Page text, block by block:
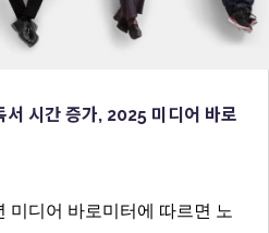
시간 증가, 2025 미디어 바로
미디어 바로미터에 따르면 노